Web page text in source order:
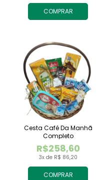
COMPRAR
COMPRAR
3x de R$ 86,20
R$258,60
Cesta Café Da Manhã
Completo